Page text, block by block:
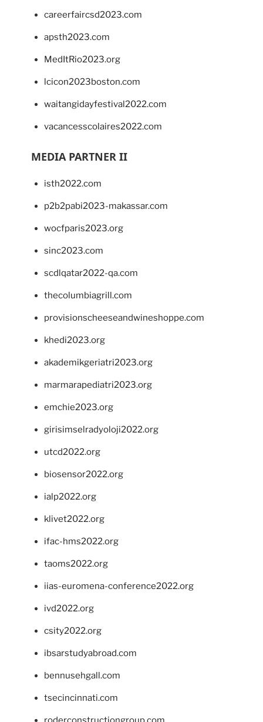
careerfaircsd2023.com
apsth2023.com
MedItRio2023.org
lcicon2023boston.com
waitangidayfestival2022.com
vacancesscolaires2022.com
MEDIA PARTNER II
isth2022.com
p2b2pabi2023-makassar.com
wocfparis2023.org
sinc2023.com
scdlqatar2022-qa.com
thecolumbiagrill.com
provisionscheeseandwineshoppe.com
khedi2023.org
akademikgeriatri2023.org
marmarapediatri2023.org
emchie2023.org
girisimselradyoloji2022.org
utcd2022.org
biosensor2022.org
ialp2022.org
klivet2022.org
ifac-hms2022.org
taoms2022.org
iias-euromena-conference2022.org
ivd2022.org
csity2022.org
ibsarstudyabroad.com
bennusehgall.com
tsecincinnati.com